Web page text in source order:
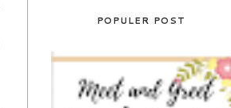
POPULER POST